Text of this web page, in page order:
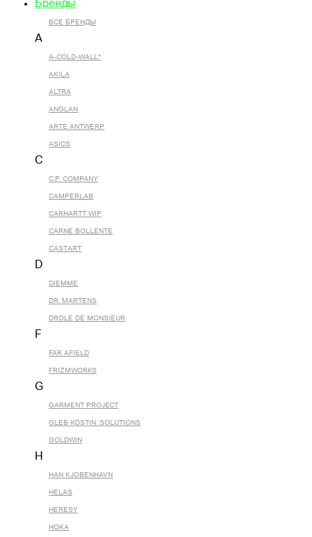
Бренды
ВСЕ БРЕНДЫ
A
A-COLD-WALL*
AKILA
ALTRA
ANGLAN
ARTE ANTWERP
ASICS
C
C.P. COMPANY
CAMPERLAB
CARHARTT WIP
CARNE BOLLENTE
CASTART
D
DIEMME
DR. MARTENS
DROLE DE MONSIEUR
F
FAR AFIELD
FRIZMWORKS
G
GARMENT PROJECT
GLEB KOSTIN .SOLUTIONS
GOLDWIN
H
HAN KJOBENHAVN
HELAS
HERESY
HOKA